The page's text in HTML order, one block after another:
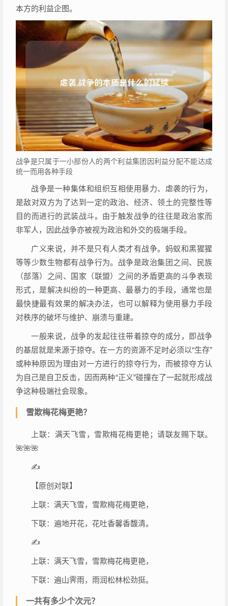
本方的利益企图。
战争是只属于一小部份人的两个利益集团因利益分配不能达成
统一而用各种手段
战争是一种集体和组织互相使用暴力、虐袭的行为，
是敌对双方为了达到一定的政治、经济、领土的完整性等
目的而进行的武装战斗。由于触发战争的往往是政治家而
非军人，因此战争亦被视为政治和外交的极端手段。
广义来说，并不是只有人类才有战争。蚂蚁和黑猩猩
等等少数生物都有战争行为。战争是政治集团之间、民族
（部落）之间、国家（联盟）之间的矛盾更高的斗争表现
形式，是解决纠纷的一种更高、最暴力的手段，通常也是
最快捷最有效果的解决办法，也可以解释为使用暴力手段
对秩序的破坏与维护、崩溃与重建。
一般来说，战争的发起往往带着掠夺的成分，即战争
的基层就是来源于掠夺。在一方的资源不足时必须以“生存”
或种种原因为理由对一方进行的掠夺行为，而被掠夺方认
为自己是自卫反击，因而两种“正义”碰撞在了一起就形成战
争这种极端社会现象。
雪欺梅花梅更艳？
上联：满天飞雪，雪欺梅花梅更艳；请联友赐下联。
🌺🌺🌺
✍
【原创对联】
上联：满天飞雪，雪欺梅花梅更艳，
下联：遍地开花，花吐香馨香馥清。
✍
上联：满天飞雪，雪欺梅花梅更艳，
下联：遍山霁雨，雨润松林松劲挺。
一共有多少个次元？